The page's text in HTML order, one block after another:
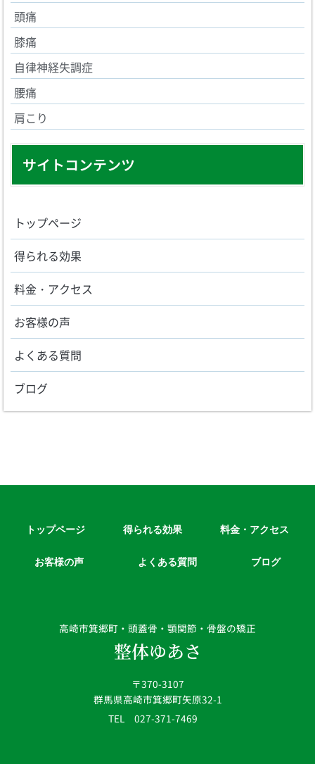
頭痛
膝痛
自律神経失調症
腰痛
肩こり
サイトコンテンツ
トップページ
得られる効果
料金・アクセス
お客様の声
よくある質問
ブログ
高崎市箕郷町・頭蓋骨・顎関節・骨盤の矯正
整体ゆあさ
〒370-3107
群馬県高崎市箕郷町矢原32-1
TEL 027-371-7469
トップページ 得られる効果 料金・アクセス
お客様の声 よくある質問 ブログ